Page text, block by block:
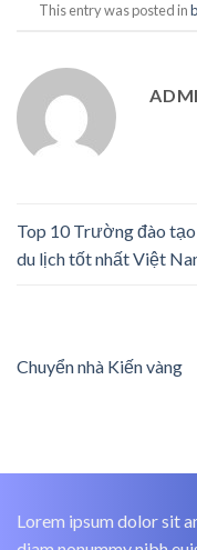
This entry was posted in
Top 10 Trường đào tạo
du lịch tốt nhất Việt
Chuyển nhà Kiến vàng
Lorem ipsum dolor sit